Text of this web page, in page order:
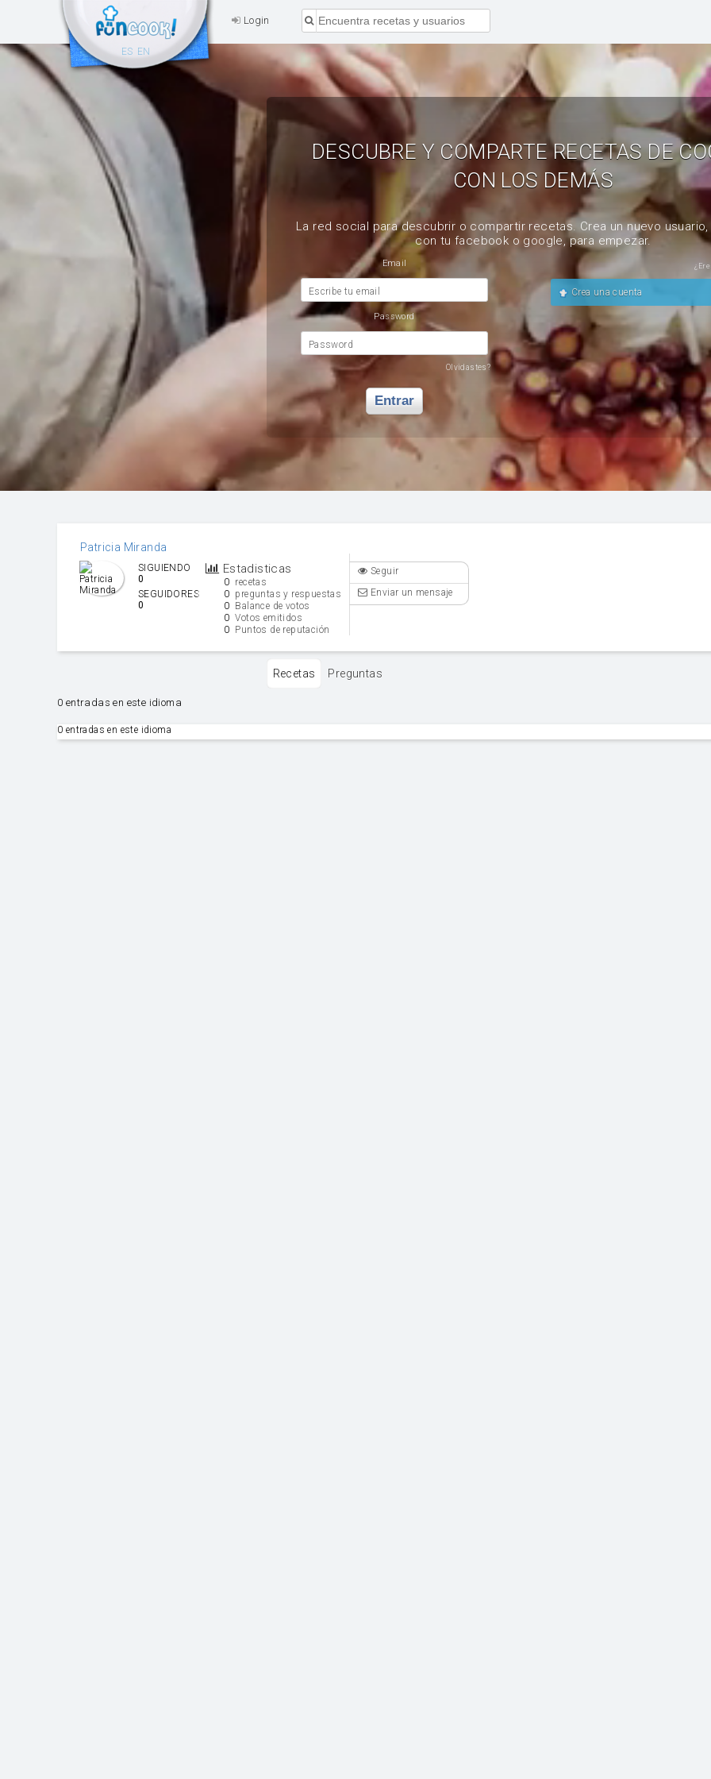
Login
ES EN
DESCUBRE Y COMPARTE RECETAS DE
CON LOS DEMÁS
La red social para descubrir o compartir recetas. Crea un nuevo
con tu facebook o google, para empezar.
Email
Escribe tu email
Password
Password
Olvidastes?
Entrar
Crea una cuenta
Patricia Miranda
Estadisticas
0 recetas
0 preguntas y respuestas
0 Balance de votos
0 Votos emitidos
0 Puntos de reputación
SIGUIENDO
0
SEGUIDORES
0
Seguir
Enviar un mensaje
Recetas Preguntas
0 entradas en este idioma
0 entradas en este idioma